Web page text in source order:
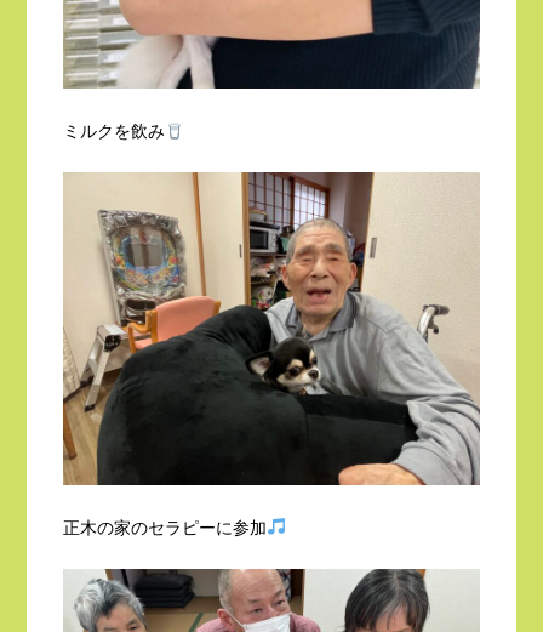
ミルクを飲み
正木の家のセラピーに参加